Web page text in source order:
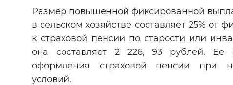
Размер повышенной фиксированной
в сельском хозяйстве составляет 25% от
к страховой пенсии по старости или
она составляет 2 226, 93 рублей. Ее
оформления страховой пенсии при
условий.